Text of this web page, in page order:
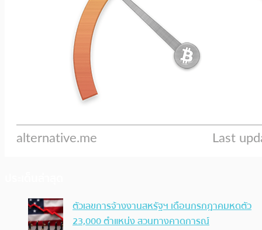
ตัวเลขการจ้างงานสหรัฐฯ เดือนกรกฎาคมหดตัว
23,000 ตำแหน่ง สวนทางคาดการณ์